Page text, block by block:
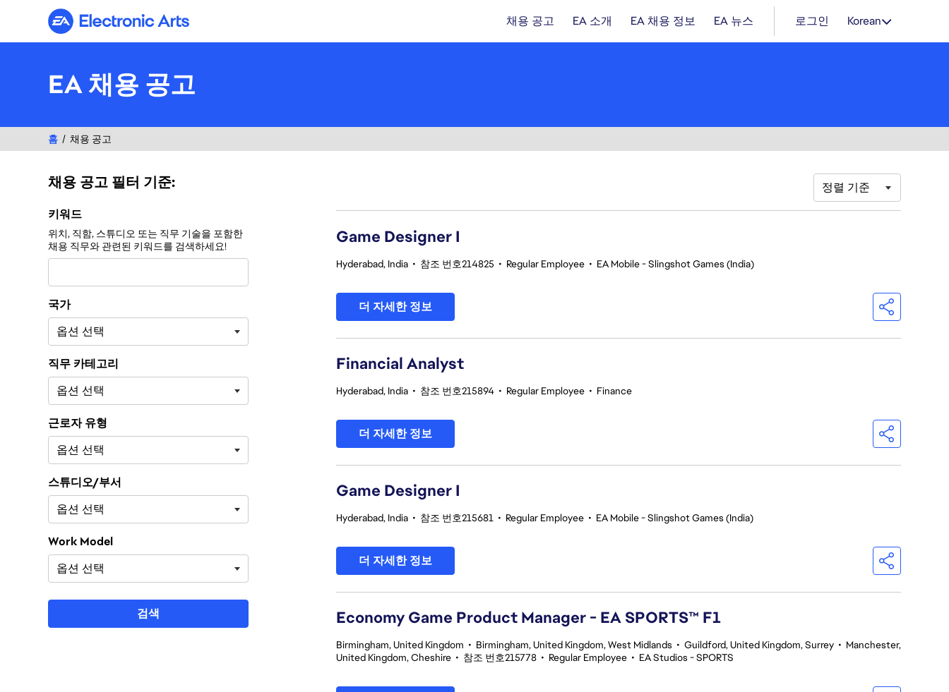
Electronic Arts 채용 공고 EA 소개 EA 채용 정보 EA 뉴스 로그인 Korean
EA 채용 공고
홈 채용 공고
채용 공고 필터 기준:
채용 공고 필터 기준:
키워드
위치, 직함, 스튜디오 또는 직무 기술을 포함한
채용 직무와 관련된 키워드를 검색하세요!
국가
직무 카테고리
근로자 유형
스튜디오/부서
Work Model
검색
정렬 기준
Game Designer I
Hyderabad, India • 참조 번호214825 • Regular Employee • EA Mobile - Slingshot Games (India)
더 자세한 정보
Financial Analyst
Hyderabad, India • 참조 번호215894 • Regular Employee • Finance
더 자세한 정보
Game Designer I
Hyderabad, India • 참조 번호215681 • Regular Employee • EA Mobile - Slingshot Games (India)
더 자세한 정보
Economy Game Product Manager - EA SPORTS™ F1
Birmingham, United Kingdom • Birmingham, United Kingdom, West Midlands • Guildford, United Kingdom, Surrey • Manchester,
United Kingdom, Cheshire • 참조 번호215778 • Regular Employee • EA Studios - SPORTS